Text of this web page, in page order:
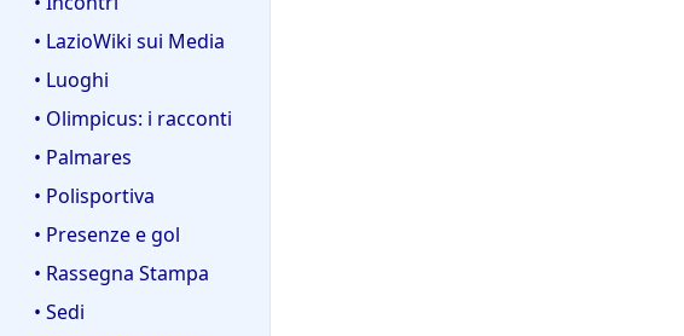
• LazioWiki sui Media
• Luoghi
• Olimpicus: i racconti
• Palmares
• Polisportiva
• Presenze e gol
• Rassegna Stampa
• Sedi